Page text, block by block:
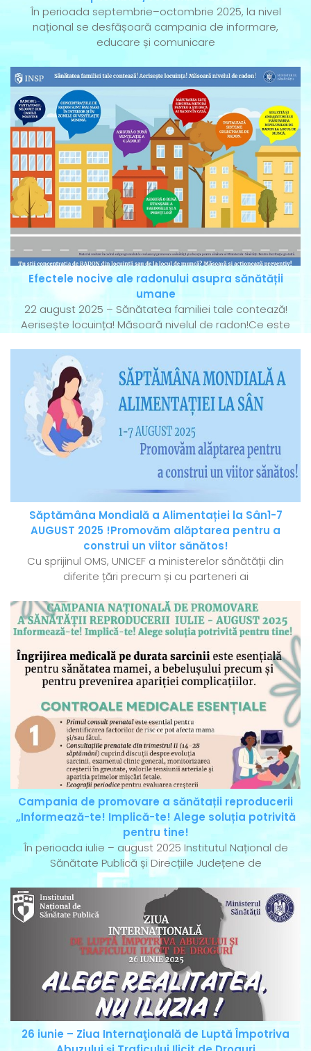
În perioada septembrie–octombrie 2025, la nivel
național se desfășoară campania de informare,
educare și comunicare
Efectele nocive ale radonului asupra sănătății
umane
22 august 2025 – Sănătatea familiei tale contează!
Aerisește locuința! Măsoară nivelul de radon!Ce este
Săptămâna Mondială a Alimentației la Sân1-7
AUGUST 2025 !Promovăm alăptarea pentru a
construi un viitor sănătos!
Cu sprijinul OMS, UNICEF a ministerelor sănătății din
diferite țări precum și cu parteneri ai
Campania de promovare a sănătații reproducerii
„Informează-te! Implică-te! Alege soluția potrivită
pentru tine!
În perioada iulie – august 2025 Institutul Național de
Sănătate Publică și Direcțiile Județene de
26 iunie – Ziua Internaţională de Luptă Împotriva